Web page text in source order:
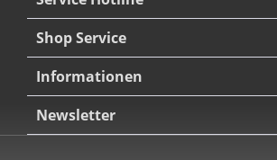
Shop Service
Informationen
Newsletter